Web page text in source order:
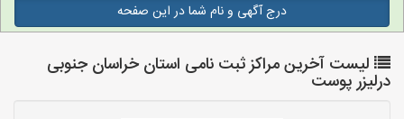
درج آگهی و نام شما در این صفحه
لیست آخرین مراکز ثبت نامی استان خراسان جنوبی
درلیزر پوست